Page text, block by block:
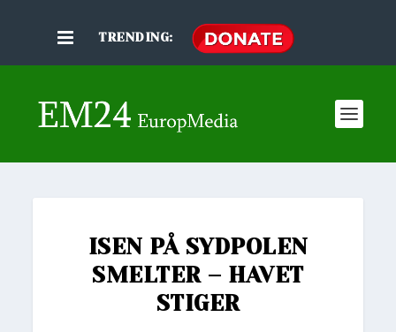
TRENDING:
ISEN PÅ SYDPOLEN
SMELTER – HAVET
STIGER